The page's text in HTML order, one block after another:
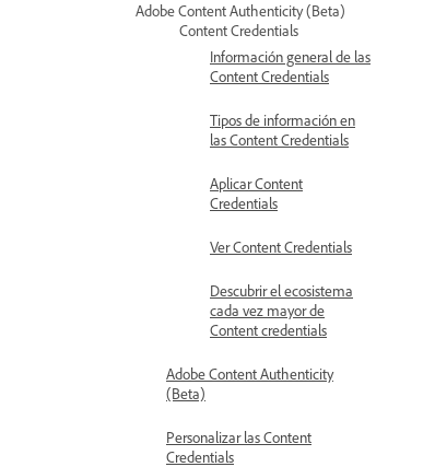
Adobe Content Authenticity (Beta)
Content Credentials
Información general de las
Content Credentials
Tipos de información en
las Content Credentials
Aplicar Content
Credentials
Ver Content Credentials
Descubrir el ecosistema
cada vez mayor de
Content credentials
Adobe Content Authenticity
(Beta)
Personalizar las Content
Credentials